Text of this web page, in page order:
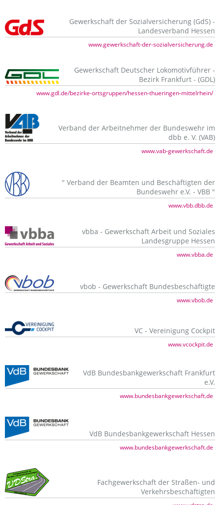
Gewerkschaft der Sozialversicherung (GdS) -
Landesverband Hessen
www.gewerkschaft-der-sozialversicherung.de
Gewerkschaft Deutscher Lokomotivführer -
Bezirk Frankfurt - (GDL)
www.gdl.de/bezirke-ortsgruppen/hessen-thueringen-mittelrhein/
Verband der Arbeitnehmer der Bundeswehr im
dbb e. V. (VAB)
www.vab-gewerkschaft.de
" Verband der Beamten und Beschäftigten der
Bundeswehr e.V. - VBB "
www.vbb.dbb.de
vbba - Gewerkschaft Arbeit und Soziales
Landesgruppe Hessen
www.vbba.de
vbob - Gewerkschaft Bundesbeschäftigte
www.vbob.de
VC - Vereinigung Cockpit
www.vcockpit.de
VdB Bundesbankgewerkschaft Frankfurt
e.V.
www.bundesbankgewerkschaft.de
VdB Bundesbankgewerkschaft Hessen
www.bundesbankgewerkschaft.de
Fachgewerkschaft der Straßen- und
Verkehrsbeschäftigten